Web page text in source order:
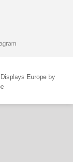
Europe by